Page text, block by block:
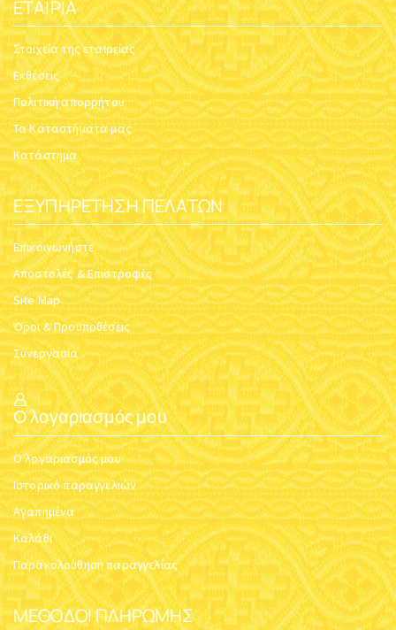
ΕΤΑΙΡΊΑ
Στοιχεία της εταιρείας
Εκθέσεις
Πολιτική απορρήτου
Τα Καταστήματα μας
Κατάστημα
ΕΞΥΠΗΡΈΤΗΣΗ ΠΕΛΑΤΏΝ
Επικοινωνήστε
Αποστολές & Επιστροφές
Site Map
Όροι & Προϋποθέσεις
Συνεργασία
Ο λογαριασμός μου
Ο λογαριασμός μου
Ιστορικό παραγγελιών
Αγαπημένα
Καλάθι
Παρακολούθηση παραγγελίας
ΜΈΘΟΔΟΙ ΠΛΗΡΩΜΉΣ